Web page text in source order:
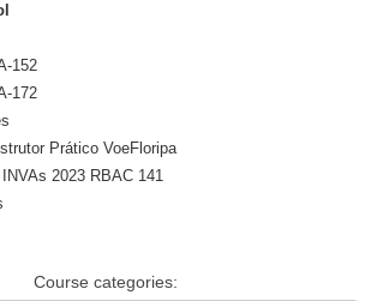
152
172
Prático VoeFloripa
2023 RBAC 141
Course categories: